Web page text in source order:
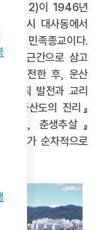
이 1946년
대전시 대사동에서
의 민족종교이다.
의 근간으로 삼고
를 이전한 후, 운산
조직 발전과 교리
『증산도의 진리』
도, 춘생추살』
리서가 순차적으로